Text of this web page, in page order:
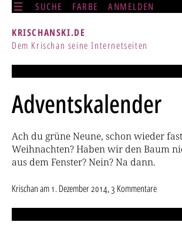
SUCHE FARBE ANMELDEN
KRISCHANSKI.DE
Dem Krischan seine Internetseiten
Adventskalender
Ach du grüne Neune, schon wieder fast
Weihnachten? Haben wir den Baum
aus dem Fenster? Nein? Na dann.
Krischanam1. Dezember 2014, 3 Kommentare